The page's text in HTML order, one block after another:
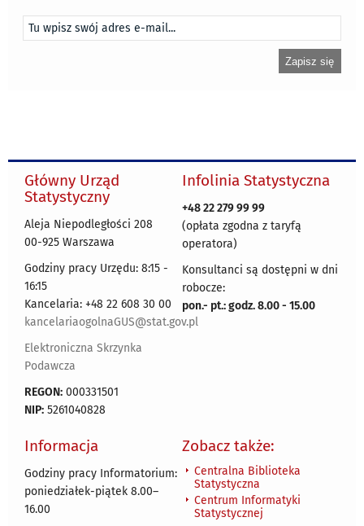
Główny Urząd
Statystyczny
Aleja Niepodległości 208
00-925 Warszawa
Godziny pracy Urzędu: 8:15 -
16:15
Kancelaria: +48 22 608 30 00
kancelariaogolnaGUS@stat.gov.pl
Elektroniczna Skrzynka
Podawcza
REGON: 000331501
NIP: 5261040828
Infolinia Statystyczna
+48 22 279 99 99
(opłata zgodna z taryfą
operatora)
Konsultanci są dostępni w dni
robocze:
pon.- pt.: godz. 8.00 - 15.00
Informacja
Godziny pracy Informatorium:
poniedziałek-piątek 8.00–
16.00
Zobacz także:
Centralna Biblioteka
Statystyczna
Centrum Informatyki
Statystycznej